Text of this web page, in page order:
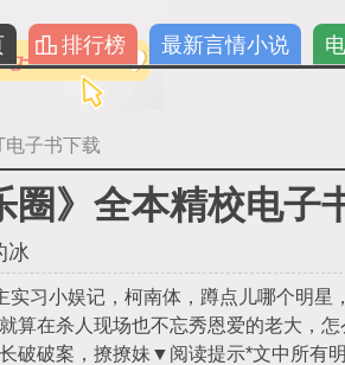
排行榜 最新言情小说
电子书下载
圈》全本精校电子
冰
实习小娱记，柯南体，蹲点儿哪个明星
算在杀人现场也不忘秀恩爱的老大，
破破案，撩撩妹▼阅读提示*文中所有